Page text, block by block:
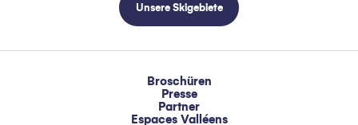
Unsere Skigebiete
Broschüren
Presse
Partner
Espaces Valléens